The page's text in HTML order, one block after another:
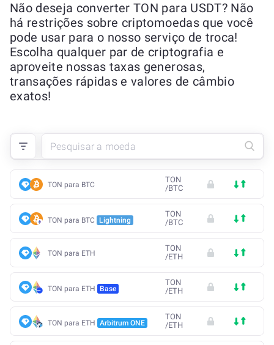
Não deseja converter TON para USDT? Não
há restrições sobre criptomoedas que você
pode usar para o nosso serviço de troca!
Escolha qualquer par de criptografia e
aproveite nossas taxas generosas,
transações rápidas e valores de câmbio
exatos!
TON para BTC
TON
/BTC
TON para BTC Lightning
TON
/BTC
TON para ETH
TON
/ETH
TON para ETH Base
TON
/ETH
TON para ETH Arbitrum ONE
TON
/ETH